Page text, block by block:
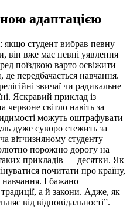
адаптацією
якщо студент вибрав певну
він вже має певні уявлення
поїздкою варто освіжити
де передбачається навчання.
звичаї чи радикальне
Яскравий приклад із
світло навіть за
можуть оштрафувати
дуже суворо стежить за
вітчизняному студенту
порожню дорогу на
прикладів — десятки. Як
почитати про країну,
І бажано
а й закони. Адже, як
від відповідальності”.